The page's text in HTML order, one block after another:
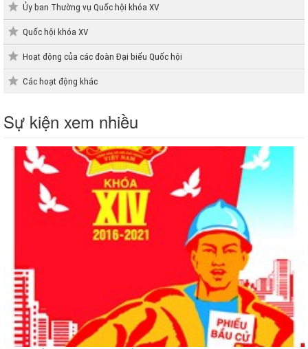
Ủy ban Thường vụ Quốc hội khóa XV
Quốc hội khóa XV
Hoạt động của các đoàn Đại biểu Quốc hội
Các hoạt động khác
Sự kiện xem nhiều